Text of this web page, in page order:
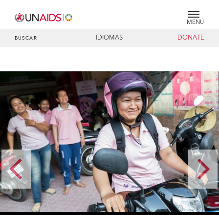
MENÚ
BUSCAR IDIOMAS DONATE